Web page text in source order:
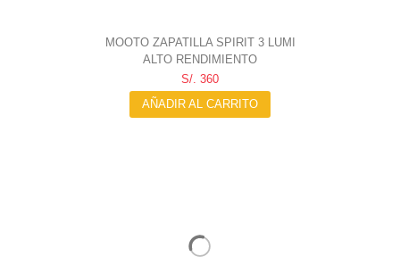
MOOTO ZAPATILLA SPIRIT 3 LUMI
ALTO RENDIMIENTO
S/. 360
AÑADIR AL CARRITO